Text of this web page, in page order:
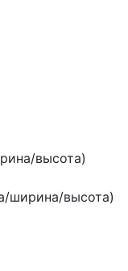
высота)
ширина/высота)